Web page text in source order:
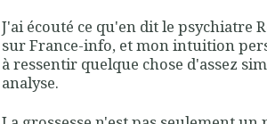
J'ai écouté ce qu'en dit le psychiatre
sur France-info, et mon intuition
à ressentir quelque chose d'assez
analyse.